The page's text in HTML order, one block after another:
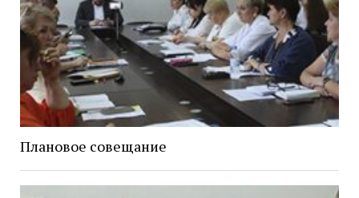
Плановое совещание